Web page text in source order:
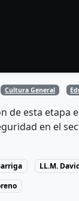
Cultura General
de esta etapa
en el
LL.M.